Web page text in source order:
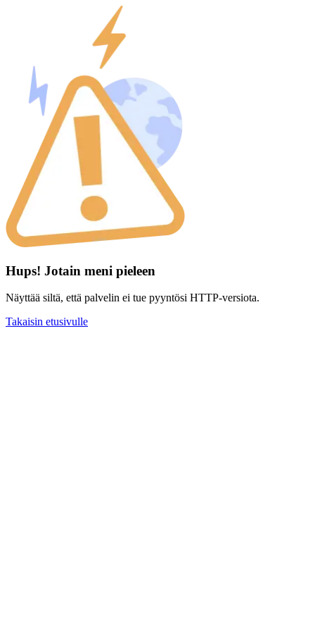
Hups! Jotain meni pieleen
Näyttää siltä, että palvelin ei tue pyyntösi HTTP-versiota.
Takaisin etusivulle